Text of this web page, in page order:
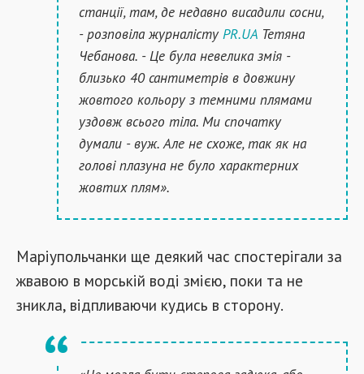
станції, там, де недавно висадили сосни,
- розповіла журналістуPR.UA Тетяна
Чебанова. - Це була невелика змія -
близько 40 сантиметрів в довжину
жовтого кольору з темними плямами
уздовж всього тіла. Ми спочатку
думали - вуж. Але не схоже, так як на
голові плазуна не було характерних
жовтих плям».
Маріупольчанки ще деякий час спостерігали за
жвавою в морській воді змією, поки та не
зникла, відпливаючи кудись в сторону.